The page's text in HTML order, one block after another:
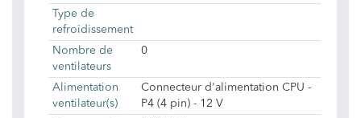
Type de
refroidissement
Nombre de
ventilateurs
0
Alimentation
ventilateur(s)
Connecteur d'alimentation CPU -
P4 (4 pin) - 12 V